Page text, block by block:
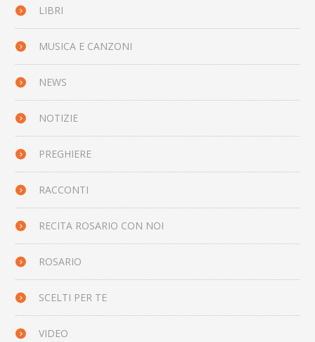
LIBRI
MUSICA E CANZONI
NEWS
NOTIZIE
PREGHIERE
RACCONTI
RECITA ROSARIO CON NOI
ROSARIO
SCELTI PER TE
VIDEO